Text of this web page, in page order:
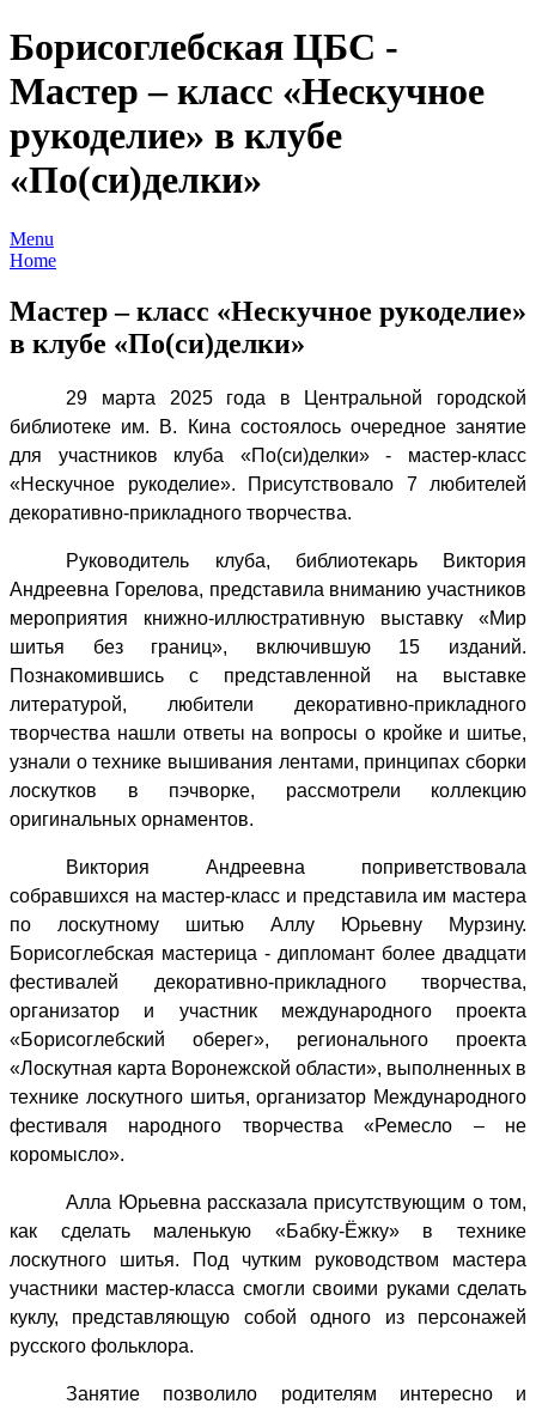
Борисоглебская ЦБС -
Мастер – класс «Нескучное
рукоделие» в клубе
«По(си)делки»
Menu
Home
Мастер – класс «Нескучное рукоделие»
в клубе «По(си)делки»
29 марта 2025 года в Центральной городской
библиотеке им. В. Кина состоялось очередное занятие
для участников клуба «По(си)делки» - мастер-класс
«Нескучное рукоделие». Присутствовало 7 любителей
декоративно-прикладного творчества.
Руководитель клуба, библиотекарь Виктория
Андреевна Горелова, представила вниманию участников
мероприятия книжно-иллюстративную выставку «Мир
шитья без границ», включившую 15 изданий.
Познакомившись с представленной на выставке
литературой, любители декоративно-прикладного
творчества нашли ответы на вопросы о кройке и шитье,
узнали о технике вышивания лентами, принципах сборки
лоскутков в пэчворке, рассмотрели коллекцию
оригинальных орнаментов.
Виктория Андреевна поприветствовала
собравшихся на мастер-класс и представила им мастера
по лоскутному шитью Аллу Юрьевну Мурзину.
Борисоглебская мастерица - дипломант более двадцати
фестивалей декоративно-прикладного творчества,
организатор и участник международного проекта
«Борисоглебский оберег», регионального проекта
«Лоскутная карта Воронежской области», выполненных в
технике лоскутного шитья, организатор Международного
фестиваля народного творчества «Ремесло – не
коромысло».
Алла Юрьевна рассказала присутствующим о том,
как сделать маленькую «Бабку-Ёжку» в технике
лоскутного шитья. Под чутким руководством мастера
участники мастер-класса смогли своими руками сделать
куклу, представляющую собой одного из персонажей
русского фольклора.
Занятие позволило родителям интересно и